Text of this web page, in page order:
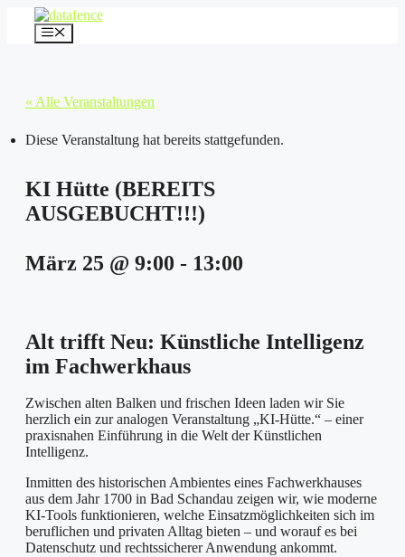
Inhalt
springen
Menü
« Alle Veranstaltungen
Diese Veranstaltung hat bereits stattgefunden.
KI Hütte (BEREITS
AUSGEBUCHT!!!)
März 25 @ 9:00 - 13:00
Alt trifft Neu: Künstliche Intelligenz
im Fachwerkhaus
Zwischen alten Balken und frischen Ideen laden wir Sie
herzlich ein zur analogen Veranstaltung „KI-Hütte.“ – einer
praxisnahen Einführung in die Welt der Künstlichen
Intelligenz.
Inmitten des historischen Ambientes eines Fachwerkhauses
aus dem Jahr 1700 in Bad Schandau zeigen wir, wie moderne
KI-Tools funktionieren, welche Einsatzmöglichkeiten sich im
beruflichen und privaten Alltag bieten – und worauf es bei
Datenschutz und rechtssicherer Anwendung ankommt.